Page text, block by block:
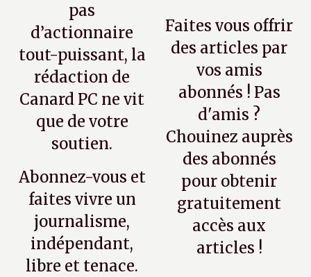
pas
d’actionnaire
tout-puissant, la
rédaction de
Canard PC ne vit
que de votre
soutien.
Abonnez-vous et
faites vivre un
journalisme,
indépendant,
libre et tenace.
Faites vous offrir
des articles par
vos amis
abonnés ! Pas
d'amis ?
Chouinez auprès
des abonnés
pour obtenir
gratuitement
accès aux
articles !